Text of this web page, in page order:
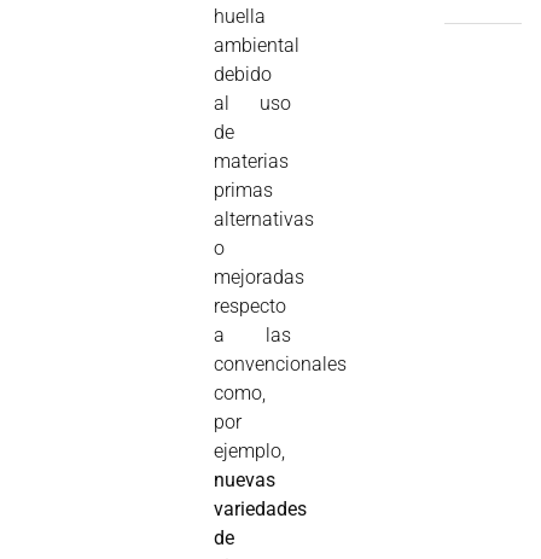
huella
ambiental
debido
al uso
de
materias
primas
alternativas
o
mejoradas
respecto
a las
convencionales
como,
por
ejemplo,
nuevas
variedades
de